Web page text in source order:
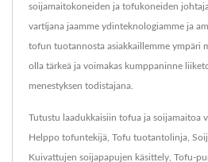
soijamaitokoneiden ja tofukoneiden
vartijana jaamme ydinteknologiamme ja
tofun tuotannosta asiakkaillemme ympäri
olla tärkeä ja voimakas kumppaninne
menestyksen todistajana.
Tutustu laadukkaisiin tofua ja soijamaitoa
Helppo tofuntekijä Tofu tuotantolinja
Kuivattujen soijapapujen käsittely Tofu-